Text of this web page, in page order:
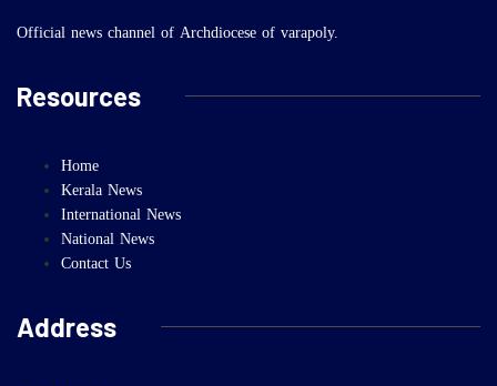
Official news channel of Archdiocese of varapoly.
Resources
Home
Kerala News
International News
National News
Contact Us
Address